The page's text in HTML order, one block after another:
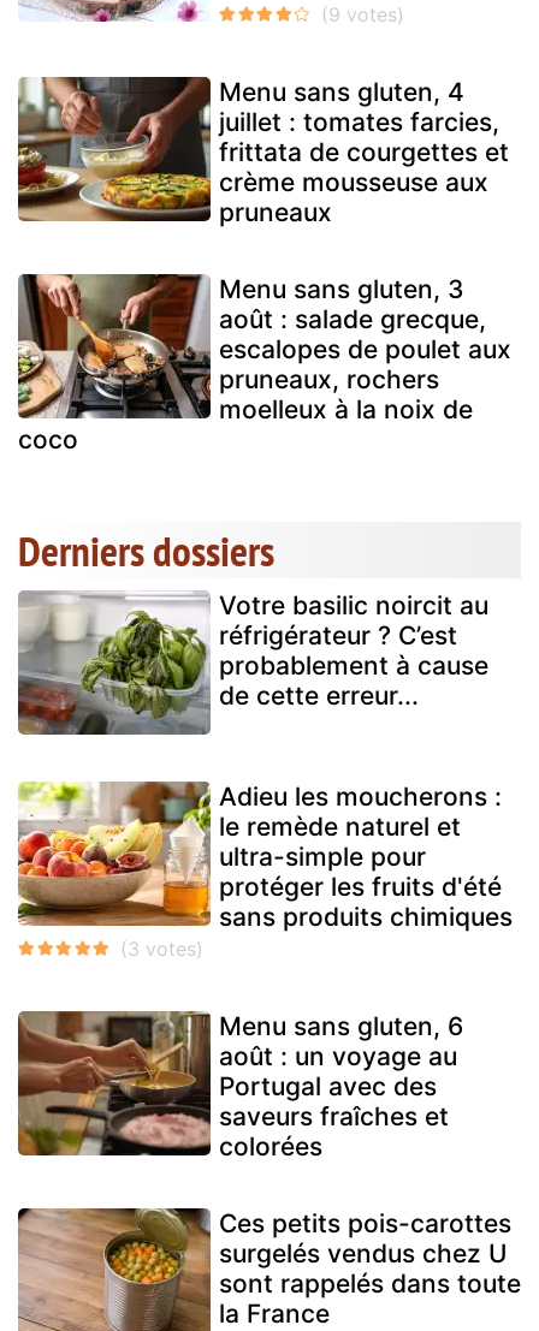
Menu sans gluten, 4
juillet : tomates farcies,
frittata de courgettes et
crème mousseuse aux
pruneaux
Menu sans gluten, 3
août : salade grecque,
escalopes de poulet aux
pruneaux, rochers
moelleux à la noix de
coco
Derniers dossiers
Votre basilic noircit au
réfrigérateur ? C’est
probablement à cause
de cette erreur...
Adieu les moucherons :
le remède naturel et
ultra-simple pour
protéger les fruits d'été
sans produits chimiques
Menu sans gluten, 6
août : un voyage au
Portugal avec des
saveurs fraîches et
colorées
Ces petits pois-carottes
surgelés vendus chez U
sont rappelés dans toute
la France